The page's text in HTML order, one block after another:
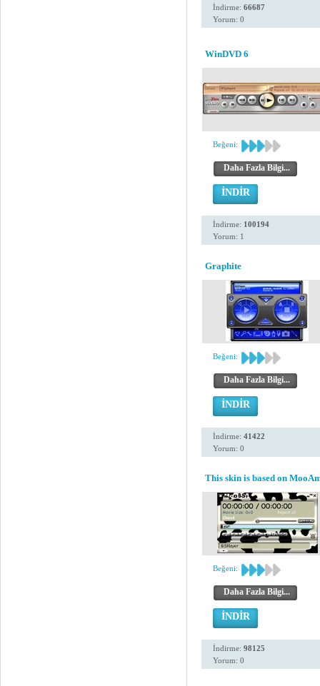
İndirme: 66687
Yorum: 0
WinDVD 6
Beğeni:
Daha Fazla Bilgi...
İNDİR
İndirme: 100194
Yorum: 1
Graphite
Beğeni:
Daha Fazla Bilgi...
İNDİR
İndirme: 41422
Yorum: 0
This skin is based on
Beğeni:
Daha Fazla Bilgi...
İNDİR
İndirme: 98125
Yorum: 0